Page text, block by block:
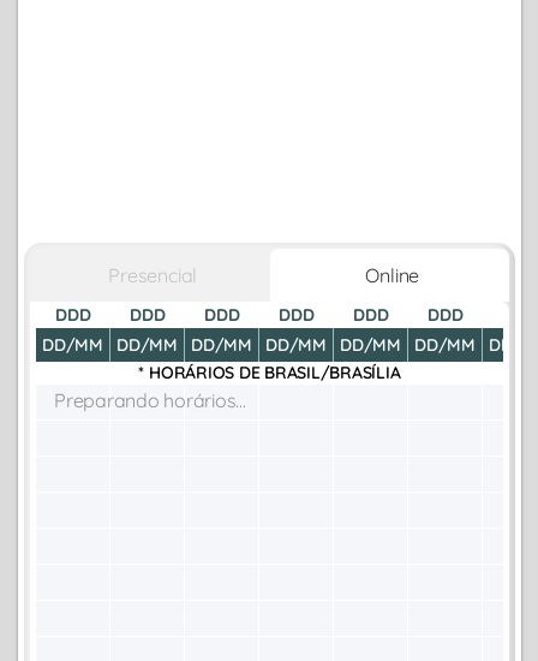
Presencial Online
DDD
DD/MM
DDD
DD/MM
DDD
DD/MM
DDD
DD/MM
DDD
DD/MM
DDD
DD/MM
DD/
* HORÁRIOS DE BRASIL/BRASÍLIA
Preparando horários...